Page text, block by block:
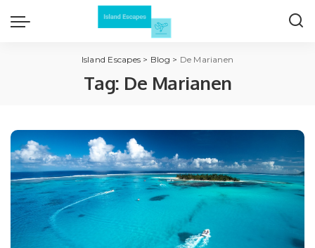
Island Escapes > Blog > De Marianen
Tag: De Marianen